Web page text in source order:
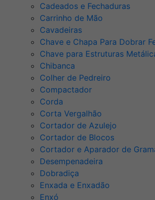
Cadeados e Fechaduras
Carrinho de Mão
Cavadeiras
Chave e Chapa Para Dobrar
Chave para Estruturas
Chibanca
Colher de Pedreiro
Compactador
Corda
Corta Vergalhão
Cortador de Azulejo
Cortador de Blocos
Cortador e Aparador de
Desempenadeira
Dobradiça
Enxada e Enxadão
Enxó